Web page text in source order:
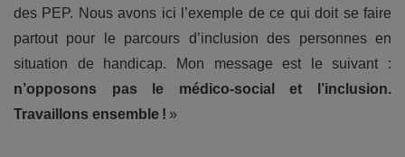
des PEP. Nous avons ici l’exemple de ce qui doit se faire
partout pour le parcours d’inclusion des personnes en
situation de handicap. Mon message est le suivant :
n’opposons pas le médico-social et l’inclusion.
Travaillons ensemble ! »